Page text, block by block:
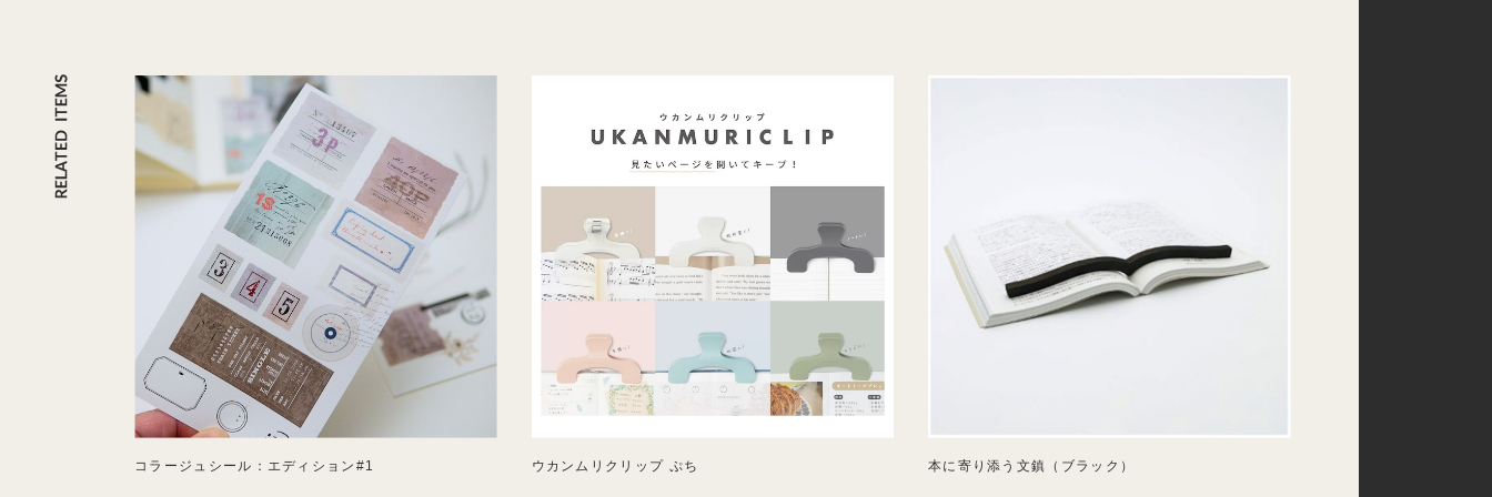
コラージュシール：エディション#1 ウカンムリクリップ ぷち 本に寄り添う文鎮（ブラック）